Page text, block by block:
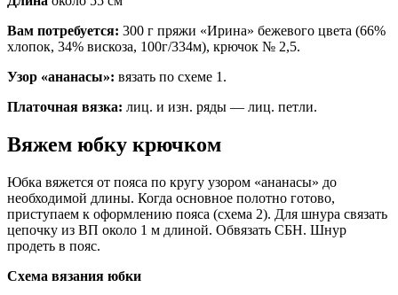
Вам потребуется: 300 г пряжи «Ирина» бежевого цвета (66%
хлопок, 34% вискоза, 100г/334м), крючок № 2,5.
Узор «ананасы»: вязать по схеме 1.
Платочная вязка: лиц. и изн. ряды — лиц. петли.
Вяжем юбку крючком
Юбка вяжется от пояса по кругу узором «ананасы» до
необходимой длины. Когда основное полотно готово,
приступаем к оформлению пояса (схема 2). Для шнура связать
цепочку из ВП около 1 м длиной. Обвязать СБН. Шнур
продеть в пояс.
Схема вязания юбки